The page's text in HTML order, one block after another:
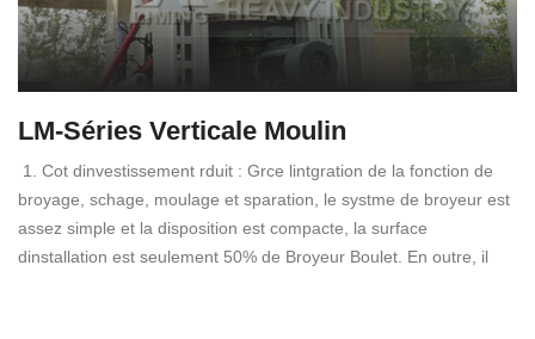
LM-Séries Verticale Moulin
1. Cot dinvestissement rduit : Grce lintgration de la fonction de
broyage, schage, moulage et sparation, le systme de broyeur est
assez simple et la disposition est compacte, la surface
dinstallation est seulement 50% de Broyeur Boulet. En outre, il